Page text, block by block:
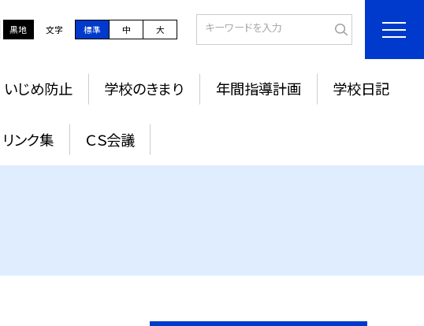
黒地 文字 標準 中 大
いじめ防止 学校のきまり 年間指導計画 学校日記
リンク集 ＣＳ会議